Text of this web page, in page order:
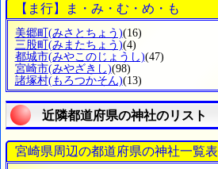
【ま行】ま・み・む・め・も
美郷町 (みさとちょう)(16)
三股町 (みまたちょう)(4)
都城市(みやこのじょうし)(47)
宮崎市(みやざきし)(98)
諸塚村(もろつかそん)(13)
近隣都道府県の神社のリスト
宮崎県周辺の都道府県の神社一覧表